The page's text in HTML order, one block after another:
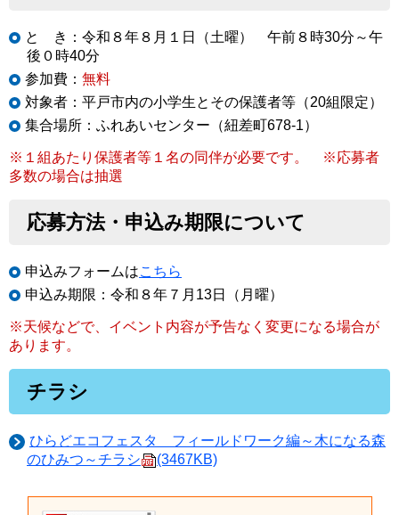
と き：令和８年８月１日（土曜） 午前８時30分～午
後０時40分
参加費： 無料
対象者：平戸市内の小学生とその保護者等（20組限定）
集合場所：ふれあいセンター（紐差町678-1）
※１組あたり保護者等１名の同伴が必要です。 ※応募者
多数の場合は抽選
応募方法・申込み期限について
申込みフォームはこちら
申込み期限：令和８年７月13日（月曜）
※天候などで、イベント内容が予告なく変更になる場合が
あります。
チラシ
ひらどエコフェスタ フィールドワーク編～木になる森
のひみつ～チラシ
(3467KB)